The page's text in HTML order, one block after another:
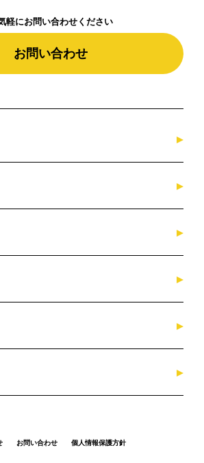
第三者提供について
の同意なしに第三者への個人情報
いません。但し個人情報に適用され
範により、当社が従うべき法令上
遵守と見直し
る個人情報に関して適用される日
他規範を遵守するとともに、本方
軽にお問い合わせください
お問い合わせ
お問い合わせ 個人情報保護方針